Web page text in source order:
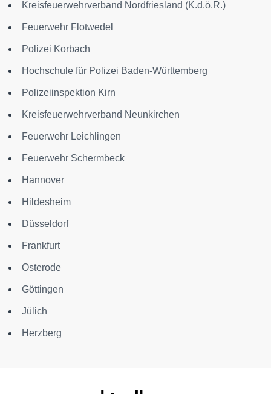
Kreisfeuerwehrverband Nordfriesland (K.d.ö.R.)
Feuerwehr Flotwedel
Polizei Korbach
Hochschule für Polizei Baden-Württemberg
Polizeiinspektion Kirn
Kreisfeuerwehrverband Neunkirchen
Feuerwehr Leichlingen
Feuerwehr Schermbeck
Hannover
Hildesheim
Düsseldorf
Frankfurt
Osterode
Göttingen
Jülich
Herzberg